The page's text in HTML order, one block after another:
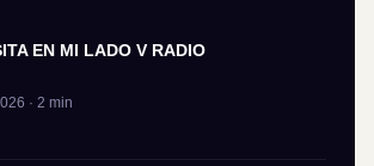
EN MI LADO V RADIO
· 2 min